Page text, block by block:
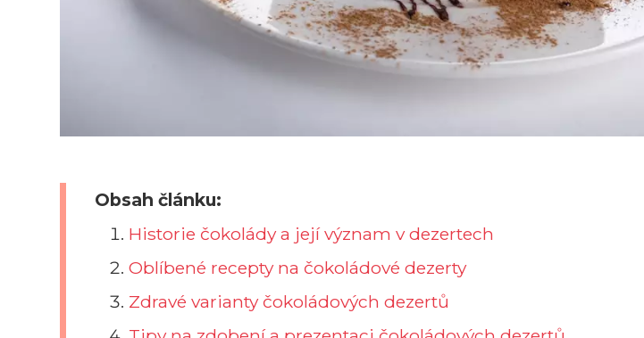
Obsah článku:
Historie čokolády a její význam v dezertech
Oblíbené recepty na čokoládové dezerty
Zdravé varianty čokoládových dezertů